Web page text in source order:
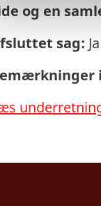
og en
sag: Ja